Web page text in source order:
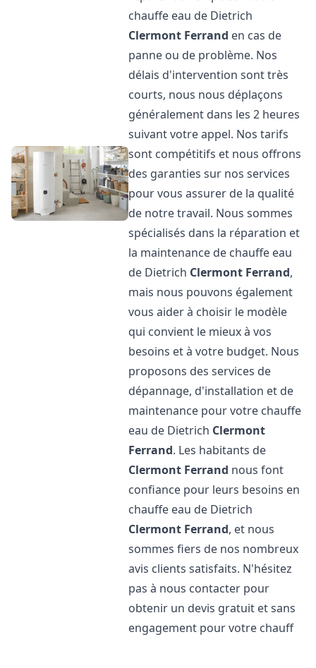
chauffe eau de Dietrich
Clermont Ferrand en cas de
panne ou de problème. Nos
délais d'intervention sont très
courts, nous nous déplaçons
généralement dans les 2 heures
suivant votre appel. Nos tarifs
sont compétitifs et nous offrons
des garanties sur nos services
pour vous assurer de la qualité
de notre travail. Nous sommes
spécialisés dans la réparation et
la maintenance de chauffe eau
de Dietrich Clermont Ferrand,
mais nous pouvons également
vous aider à choisir le modèle
qui convient le mieux à vos
besoins et à votre budget. Nous
proposons des services de
dépannage, d'installation et de
maintenance pour votre chauffe
eau de Dietrich Clermont
Ferrand. Les habitants de
Clermont Ferrand nous font
confiance pour leurs besoins en
chauffe eau de Dietrich
Clermont Ferrand, et nous
sommes fiers de nos nombreux
avis clients satisfaits. N'hésitez
pas à nous contacter pour
obtenir un devis gratuit et sans
engagement pour votre chauff